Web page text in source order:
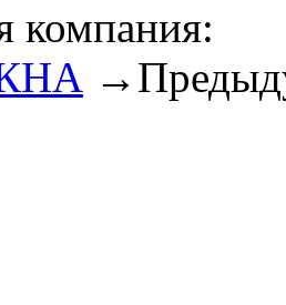
компания:
→